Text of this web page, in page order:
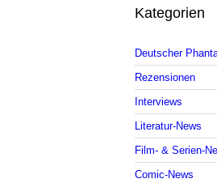
Kategorien
Deutscher
Rezensionen
Interviews
Literatur-News
Film- & Serien-
Comic-News